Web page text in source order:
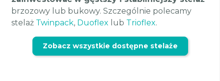
brzozowy lub bukowy. Szczególnie polecamy
stelaż Twinpack, Duoflex lub Trioflex.
Zobacz wszystkie dostępne stelaże